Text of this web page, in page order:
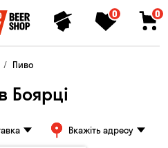
0 0
Пиво
Боярці
Вкажіть адресу